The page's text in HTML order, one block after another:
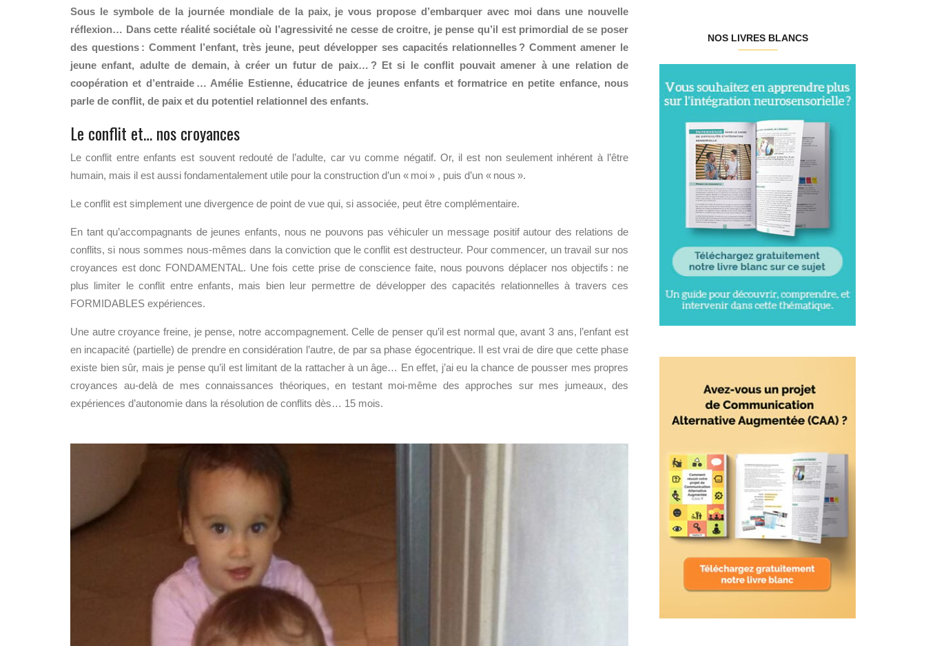
Sous le symbole de la journée mondiale de la paix, je vous propose d’embarquer avec moi dans une nouvelle
réflexion… Dans cette réalité sociétale où l’agressivité ne cesse de croitre, je pense qu’il est primordial de se poser
des questions : Comment l’enfant, très jeune, peut développer ses capacités relationnelles ? Comment amener le
jeune enfant, adulte de demain, à créer un futur de paix… ? Et si le conflit pouvait amener à une relation de
coopération et d’entraide … Amélie Estienne, éducatrice de jeunes enfants et formatrice en petite enfance, nous
parle de conflit, de paix et du potentiel relationnel des enfants.
Le conflit et… nos croyances
Le conflit entre enfants est souvent redouté de l’adulte, car vu comme négatif. Or, il est non seulement inhérent à l’être
humain, mais il est aussi fondamentalement utile pour la construction d’un « moi » , puis d’un « nous ».
Le conflit est simplement une divergence de point de vue qui, si associée, peut être complémentaire.
En tant qu’accompagnants de jeunes enfants, nous ne pouvons pas véhiculer un message positif autour des relations de
conflits, si nous sommes nous-mêmes dans la conviction que le conflit est destructeur. Pour commencer, un travail sur nos
croyances est donc FONDAMENTAL. Une fois cette prise de conscience faite, nous pouvons déplacer nos objectifs : ne
plus limiter le conflit entre enfants, mais bien leur permettre de développer des capacités relationnelles à travers ces
FORMIDABLES expériences.
Une autre croyance freine, je pense, notre accompagnement. Celle de penser qu’il est normal que, avant 3 ans, l’enfant est
en incapacité (partielle) de prendre en considération l’autre, de par sa phase égocentrique. Il est vrai de dire que cette phase
existe bien sûr, mais je pense qu’il est limitant de la rattacher à un âge… En effet, j’ai eu la chance de pousser mes propres
croyances au-delà de mes connaissances théoriques, en testant moi-même des approches sur mes jumeaux, des
expériences d’autonomie dans la résolution de conflits dès… 15 mois.
NOS LIVRES BLANCS